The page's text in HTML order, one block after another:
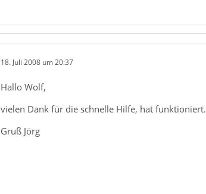
18. Juli 2008 um 20:37
Hallo Wolf,
vielen Dank für die schnelle Hilfe, hat funktioniert.
Gruß Jörg